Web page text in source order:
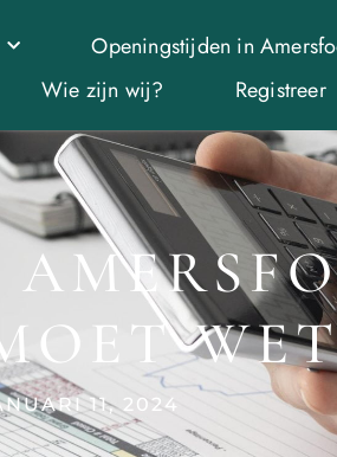
Openingstijden in
Wie zijn wij?
Registreer
11, 2024